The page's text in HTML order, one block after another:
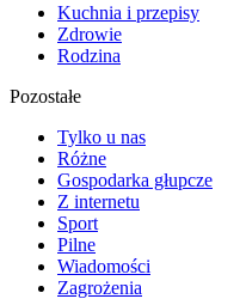
Kuchnia i przepisy
Zdrowie
Rodzina
Pozostałe
Tylko u nas
Różne
Gospodarka głupcze
Z internetu
Sport
Pilne
Wiadomości
Zagrożenia